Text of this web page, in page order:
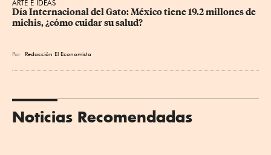
ARTE E IDEAS
Día Internacional del Gato: México tiene 19.2 millones de
michis, ¿cómo cuidar su salud?
Por Redacción El Economista
Noticias Recomendadas